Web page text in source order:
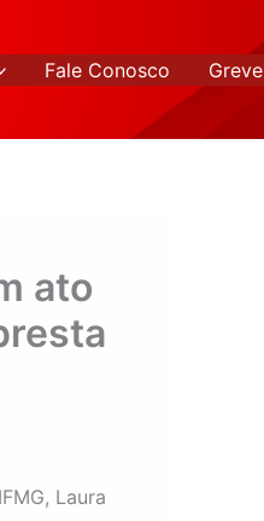
Fale Conosco Greve
ato
Laura